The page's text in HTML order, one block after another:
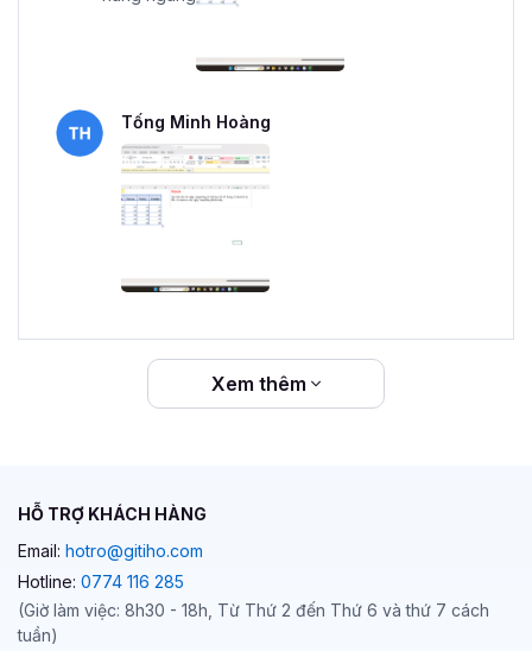
Tống Minh Hoàng
Xem thêm
HỖ TRỢ KHÁCH HÀNG
Email: hotro@gitiho.com
Hotline: 0774 116 285
(Giờ làm việc: 8h30 - 18h, Từ Thứ 2 đến Thứ 6 và thứ 7 cách
tuần)